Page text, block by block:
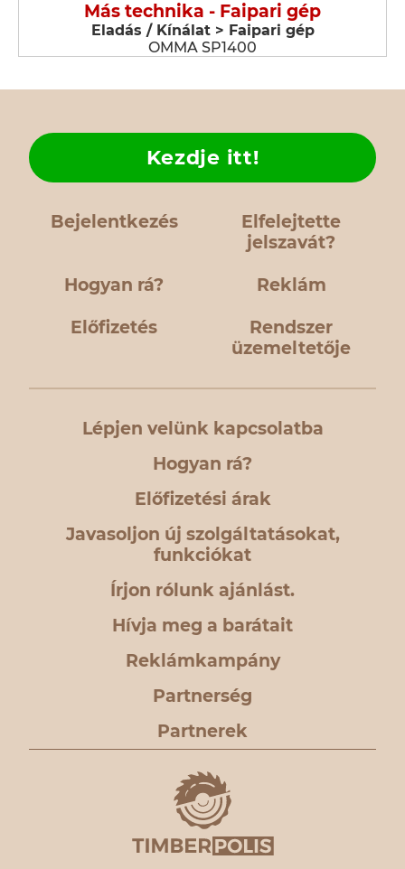
Más technika - Faipari gép
Eladás / Kínálat > Faipari gép
OMMA SP1400
Bejelentkezés
Elfelejtette
jelszavát?
Hogyan rá?
Kezdje itt!
Reklám
Előfizetés
Rendszer
üzemeltetője
Lépjen velünk kapcsolatba
Hogyan rá?
Előfizetési árak
Javasoljon új szolgáltatásokat,
funkciókat
Írjon rólunk ajánlást.
Hívja meg a barátait
Reklámkampány
Partnerség
Partnerek